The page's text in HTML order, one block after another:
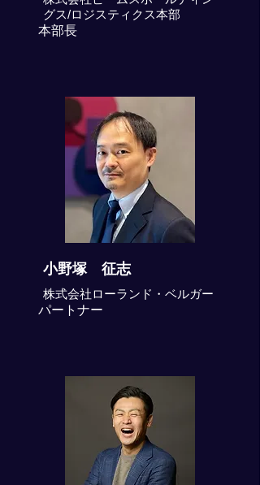
グス/ロジスティクス本部
本部長
小野塚 征志
株式会社ローランド・ベルガー
パートナー